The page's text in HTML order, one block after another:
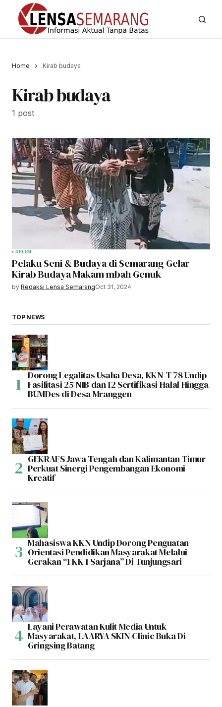
Home Kirab budaya
Kirab budaya
1 post
RELIGI
Pelaku Seni & Budaya di Semarang Gelar
Kirab Budaya Makam mbah Genuk
by Redaksi Lensa SemarangOct 31, 2024
TOP NEWS
Dorong Legalitas Usaha Desa, KKN-T 78 Undip
Fasilitasi 25 NIB dan 12 Sertifikasi Halal Hingga
BUMDes di Desa Mranggen
GEKRAFS Jawa Tengah dan Kalimantan Timur
Perkuat Sinergi Pengembangan Ekonomi
Kreatif
Mahasiswa KKN Undip Dorong Penguatan
Orientasi Pendidikan Masyarakat Melalui
Gerakan “1 KK 1 Sarjana” Di Tunjungsari
Layani Perawatan Kulit Media Untuk
Masyarakat, LAARYA SKIN Clinic Buka Di
Gringsing Batang